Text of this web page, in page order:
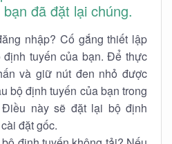
đã đặt lại chúng.
nhập? Cố gắng thiết lập
tuyến của bạn. Để thực
và giữ nút đen nhỏ được
bộ định tuyến của bạn trong
Điều này sẽ đặt lại bộ định
đặt gốc.